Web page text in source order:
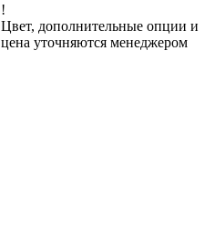
!
Цвет, дополнительные опции и
цена уточняются менеджером